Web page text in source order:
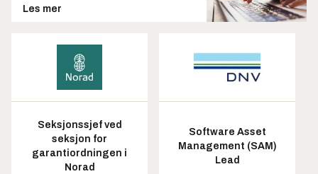
Les mer
Seksjonssjef ved
seksjon for
garantiordningen i
Norad
Software Asset
Management (SAM)
Lead